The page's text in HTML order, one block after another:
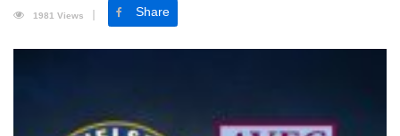
1981 Views
Share